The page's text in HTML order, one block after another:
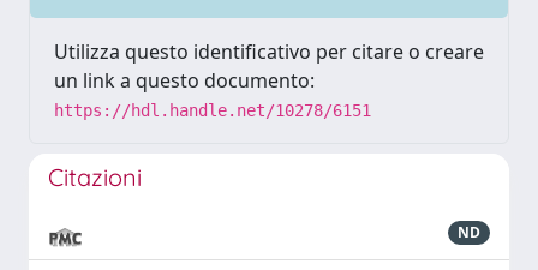
Utilizza questo identificativo per citare o creare
un link a questo documento:
https://hdl.handle.net/10278/6151
Citazioni
ND